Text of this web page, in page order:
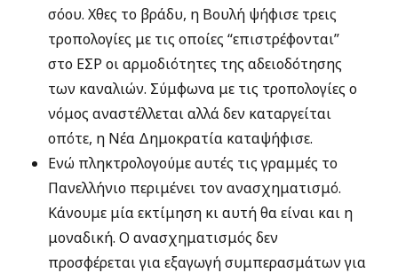
σόου. Χθες το βράδυ, η Βουλή ψήφισε τρεις
τροπολογίες με τις οποίες “επιστρέφονται”
στο ΕΣΡ οι αρμοδιότητες της αδειοδότησης
των καναλιών. Σύμφωνα με τις τροπολογίες ο
νόμος αναστέλλεται αλλά δεν καταργείται
οπότε, η Νέα Δημοκρατία καταψήφισε.
Ενώ πληκτρολογούμε αυτές τις γραμμές το
Πανελλήνιο περιμένει τον ανασχηματισμό.
Κάνουμε μία εκτίμηση κι αυτή θα είναι και η
μοναδική. Ο ανασχηματισμός δεν
προσφέρεται για εξαγωγή συμπερασμάτων για